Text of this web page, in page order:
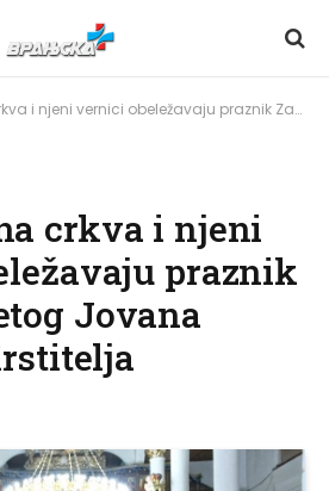
obeležavaju praznik Začeća Svetog Jovana Preteče i Krstitelja
crkva i njeni
praznik
Jovana